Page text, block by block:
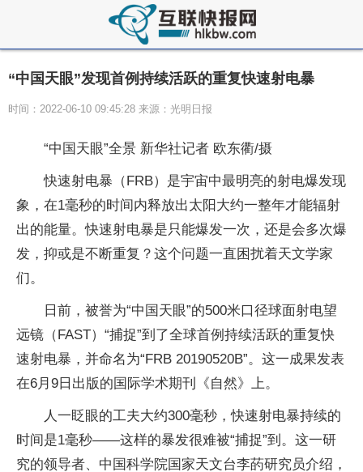
“中国天眼”发现首例持续活跃的重复快速射电暴
时间：2022-06-10 09:45:28 来源：光明日报
“中国天眼”全景 新华社记者 欧东衢/摄
快速射电暴（FRB）是宇宙中最明亮的射电爆发现
象，在1毫秒的时间内释放出太阳大约一整年才能辐射
出的能量。快速射电暴是只能爆发一次，还是会多次爆
发，抑或是不断重复？这个问题一直困扰着天文学家
们。
日前，被誉为“中国天眼”的500米口径球面射电望
远镜（FAST）“捕捉”到了全球首例持续活跃的重复快
速射电暴，并命名为“FRB 20190520B”。这一成果发表
在6月9日出版的国际学术期刊《自然》上。
人一眨眼的工夫大约300毫秒，快速射电暴持续的
时间是1毫秒——这样的暴发很难被“捕捉”到。这一研
究的领导者、中国科学院国家天文台李菂研究员介绍，